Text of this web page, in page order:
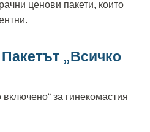
ценови пакети, които
„всичко
включено“ за гинекомастия